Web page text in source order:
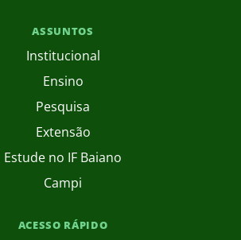
ASSUNTOS
Institucional
Ensino
Pesquisa
Extensão
Estude no IF Baiano
Campi
ACESSO RÁPIDO